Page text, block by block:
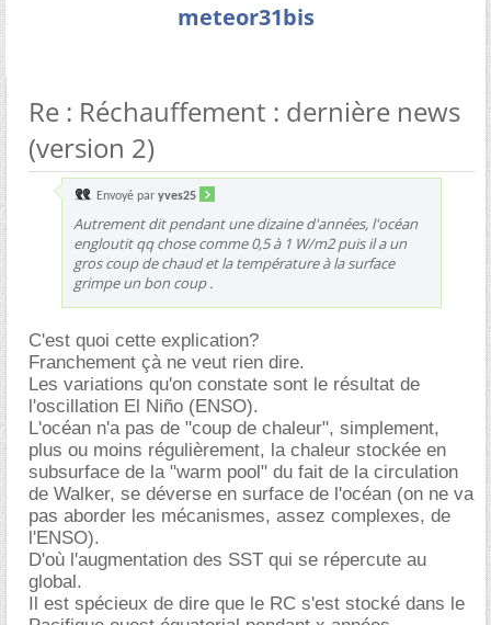
meteor31bis
Re : Réchauffement : dernière news
(version 2)
Envoyé par yves25
Autrement dit pendant une dizaine d'années, l'océan
engloutit qq chose comme 0,5 à 1 W/m2 puis il a un
gros coup de chaud et la température à la surface
grimpe un bon coup .
C'est quoi cette explication?
Franchement çà ne veut rien dire.
Les variations qu'on constate sont le résultat de
l'oscillation El Niño (ENSO).
L'océan n'a pas de "coup de chaleur", simplement,
plus ou moins régulièrement, la chaleur stockée en
subsurface de la "warm pool" du fait de la circulation
de Walker, se déverse en surface de l'océan (on ne va
pas aborder les mécanismes, assez complexes, de
l'ENSO).
D'où l'augmentation des SST qui se répercute au
global.
Il est spécieux de dire que le RC s'est stocké dans le